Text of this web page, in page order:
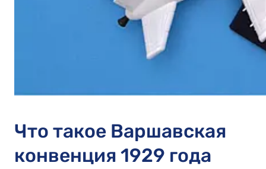
Что такое Варшавская
конвенция 1929 года